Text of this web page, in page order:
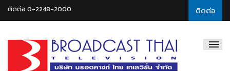
ติดต่อ
ติดต่อ 0-2248-2000